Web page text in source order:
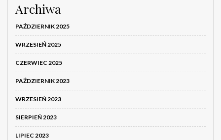
Archiwa
PAŹDZIERNIK 2025
WRZESIEŃ 2025
CZERWIEC 2025
PAŹDZIERNIK 2023
WRZESIEŃ 2023
SIERPIEŃ 2023
LIPIEC 2023